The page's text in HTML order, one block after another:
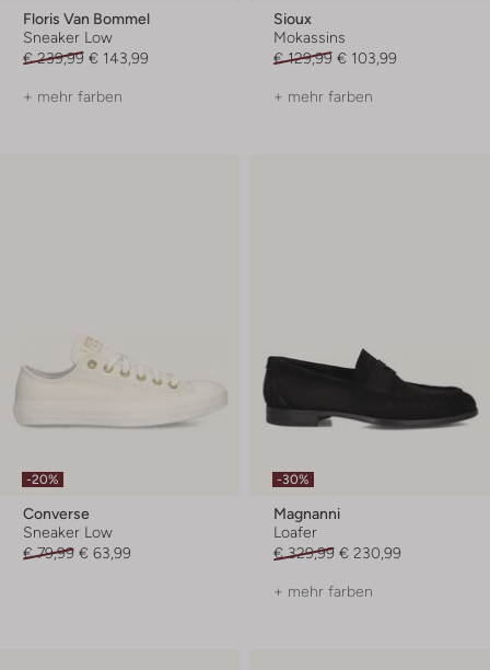
Floris Van Bommel
Sneaker Low
€ 239,99 € 143,99
+ mehr farben
Sioux
Mokassins
€ 129,99 € 103,99
+ mehr farben
-20%
Converse
Sneaker Low
€ 79,99 € 63,99
-30%
Magnanni
Loafer
€ 329,99 € 230,99
+ mehr farben